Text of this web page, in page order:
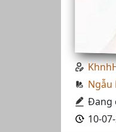
Ngẫu
Đang
10-